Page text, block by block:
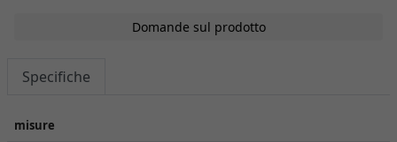
Domande sul prodotto
Specifiche
misure